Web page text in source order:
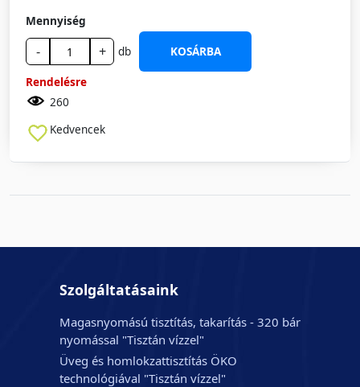
Mennyiség
- + db
KOSÁRBA
Rendelésre
260
Kedvencek
Szolgáltatásaink
Magasnyomású tisztítás, takarítás - 320 bár
nyomással "Tisztán vízzel"
Üveg és homlokzattisztítás ÖKO
technológiával "Tisztán vízzel"